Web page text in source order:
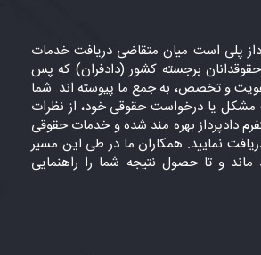
پلی است میان متقاضی دریافت خدمات
برجسته کشور (دادفران) که پس
و تخصص، به جمع ما پیوسته اند. شما
مشکل یا درخواست حقوقی خود، از نظرات
دادپرداز بهره مند شده و خدمات حقوقی
نمایید. همکاران ما در طی این مسیر
ماند و تا حصول نتیجه شما را راهنمایی